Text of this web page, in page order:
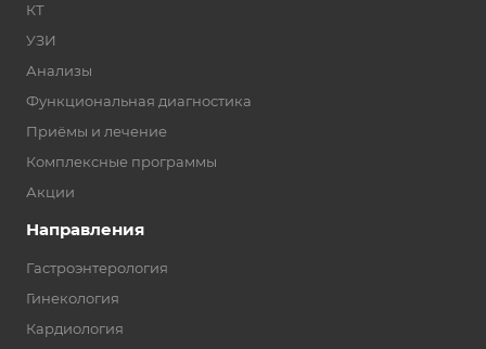
КТ
УЗИ
Анализы
Функциональная диагностика
Приёмы и лечение
Комплексные программы
Акции
Направления
Гастроэнтерология
Гинекология
Кардиология